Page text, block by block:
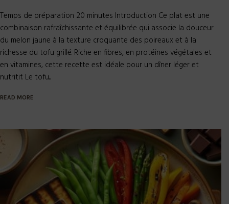
Temps de préparation 20 minutes Introduction Ce plat est une
combinaison rafraîchissante et équilibrée qui associe la douceur
du melon jaune à la texture croquante des poireaux et à la
richesse du tofu grillé. Riche en fibres, en protéines végétales et
en vitamines, cette recette est idéale pour un dîner léger et
nutritif. Le tofu...
READ MORE